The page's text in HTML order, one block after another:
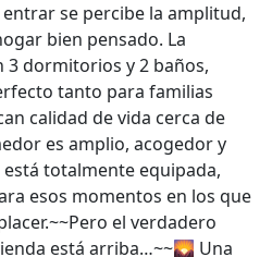
se percibe la amplitud,
bien pensado. La
3 dormitorios y 2 baños,
tanto para familias
calidad de vida cerca de
es amplio, acogedor y
totalmente equipada,
esos momentos en los que
el verdadero
está arriba…~~🌄 Una